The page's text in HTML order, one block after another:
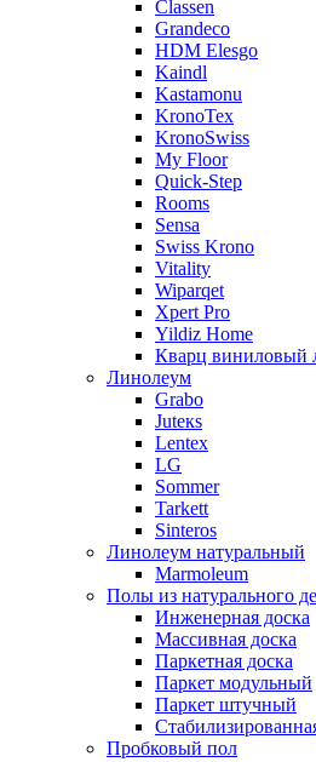
Classen
Grandeco
HDM Elesgo
Kaindl
Kastamonu
KronoTex
KronoSwiss
My Floor
Quick-Step
Rooms
Sensa
Swiss Krono
Vitality
Wiparqet
Xpert Pro
Yildiz Home
Кварц виниловый
Линолеум
Grabo
Juteкs
Lentex
LG
Sommer
Tarkett
Sinteros
Линолеум натуральный
Marmoleum
Полы из натурального
Инженерная доска
Массивная доска
Паркетная доска
Паркет модульный
Паркет штучный
Пробковый пол